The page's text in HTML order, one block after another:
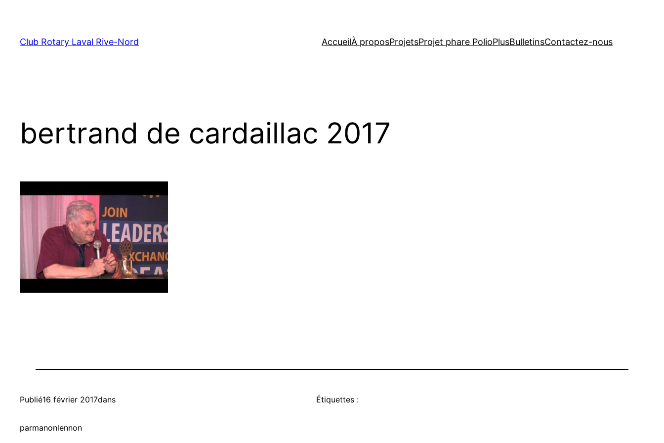
contenu
Club Rotary Laval Rive-Nord AccueilÀ proposProjetsProjet phare PolioPlusBulletinsContactez-nous
bertrand de cardaillac 2017
Publié16 février 2017dans
parmanonlennon
Étiquettes :